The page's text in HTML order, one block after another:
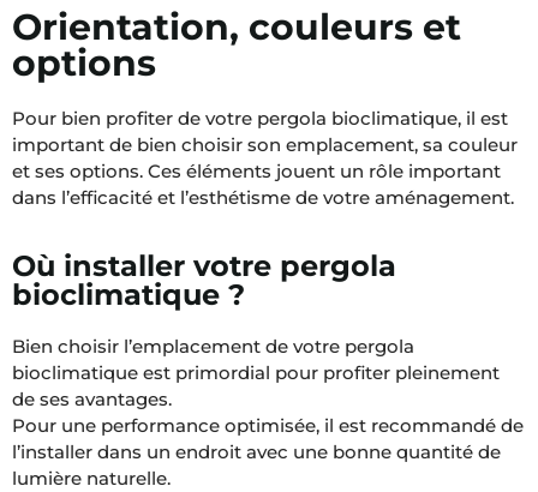
Orientation, couleurs et
options
Pour bien profiter de votre pergola bioclimatique, il est
important de bien choisir son emplacement, sa couleur
et ses options. Ces éléments jouent un rôle important
dans l’efficacité et l’esthétisme de votre aménagement.
Où installer votre pergola
bioclimatique ?
Bien choisir l’emplacement de votre pergola
bioclimatique est primordial pour profiter pleinement
de ses avantages.
Pour une performance optimisée, il est recommandé de
l’installer dans un endroit avec une bonne quantité de
lumière naturelle.